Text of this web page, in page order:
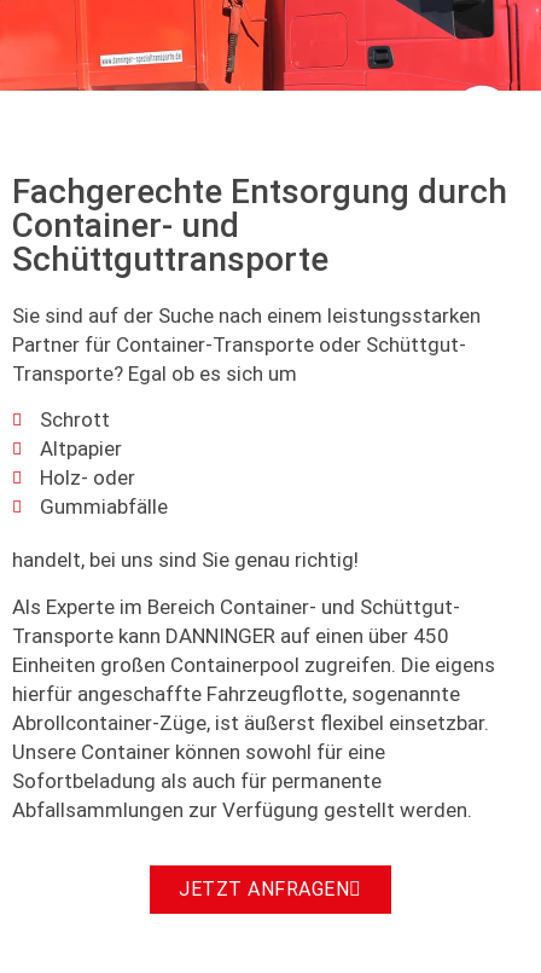
Fachgerechte Entsorgung durch
Container- und
Schüttguttransporte
Sie sind auf der Suche nach einem leistungsstarken
Partner für Container-Transporte oder Schüttgut-
Transporte? Egal ob es sich um
Schrott
Altpapier
Holz- oder
Gummiabfälle
handelt, bei uns sind Sie genau richtig!
Als Experte im Bereich Container- und Schüttgut-
Transporte kann DANNINGER auf einen über 450
Einheiten großen Containerpool zugreifen. Die eigens
hierfür angeschaffte Fahrzeugflotte, sogenannte
Abrollcontainer-Züge, ist äußerst flexibel einsetzbar.
Unsere Container können sowohl für eine
Sofortbeladung als auch für permanente
Abfallsammlungen zur Verfügung gestellt werden.
JETZT ANFRAGEN